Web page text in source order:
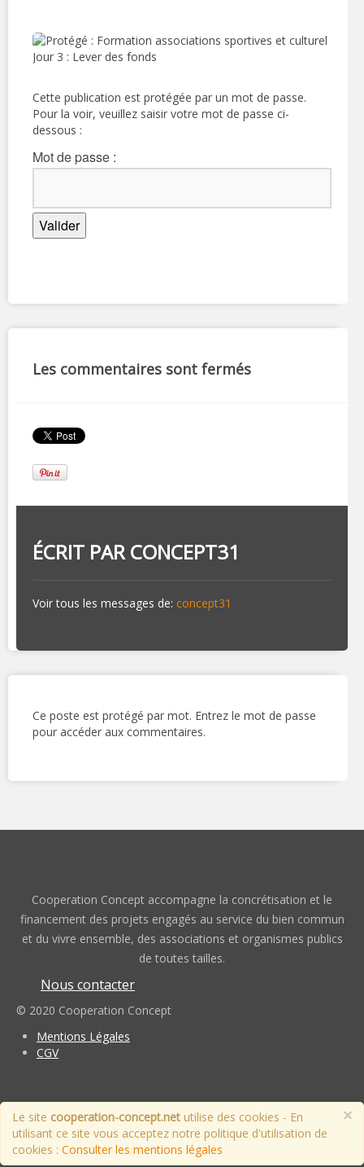
Cette publication est protégée par un mot de passe.
Pour la voir, veuillez saisir votre mot de passe ci-
dessous :
Mot de passe :
Les commentaires sont fermés
ÉCRIT PARCONCEPT31
Voir tous les messages de: concept31
Ce poste est protégé par mot. Entrez le mot de passe
pour accéder aux commentaires.
Cooperation Concept accompagne la concrétisation et le
financement des projets engagés au service du bien commun
et du vivre ensemble, des associations et organismes publics
de toutes tailles.
Nous contacter
© 2020 Cooperation Concept
Mentions Légales
CGV
×
Le site cooperation-concept.net utilise des cookies - En
utilisant ce site vous acceptez notre politique d'utilisation de
cookies : Consulter les mentions légales